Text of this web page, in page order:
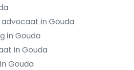
in Gouda
in Gouda
in Gouda
Gouda